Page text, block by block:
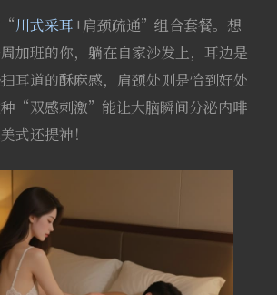
“川式采耳+肩颈疏通”组合套餐。想
加班的你，躺在自家沙发上，耳边是
耳道的酥麻感，肩颈处则是恰到好处
“双感刺激”能让大脑瞬间分泌内啡
式还提神！